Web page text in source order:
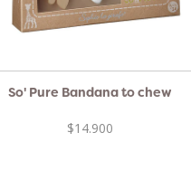
So' Pure Bandana to chew
$14.900